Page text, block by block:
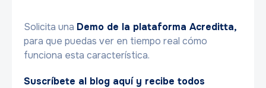
Solicita una Demo de la plataforma Acreditta,
para que puedas ver en tiempo real cómo
funciona esta característica.
Suscríbete al blog aquí y recibe todos